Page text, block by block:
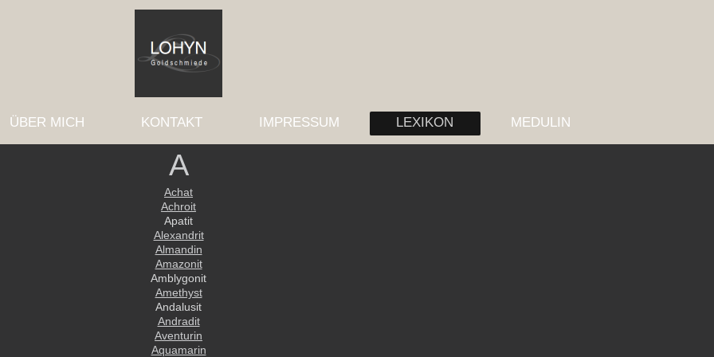
ÜBER MICH KONTAKT IMPRESSUM LEXIKON MEDULIN
A
Achat
Achroit
Apatit
Alexandrit
Almandin
Amazonit
Amblygonit
Amethyst
Andalusit
Andradit
Aventurin
Aquamarin